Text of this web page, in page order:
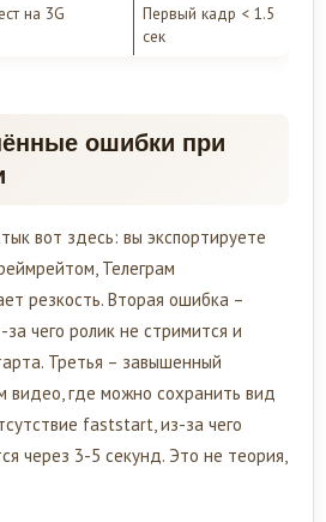
на 3G
Первый кадр < 1.5
сек
ошибки при
вот здесь: вы экспортируете
Телеграм
резкость. Вторая ошибка –
чего ролик не стримится и
Третья – завышенный
видео, где можно сохранить вид
faststart, из-за чего
через 3-5 секунд. Это не теория,